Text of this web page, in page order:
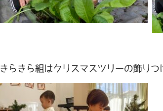
きらきら組はクリスマスツリーの飾りつ